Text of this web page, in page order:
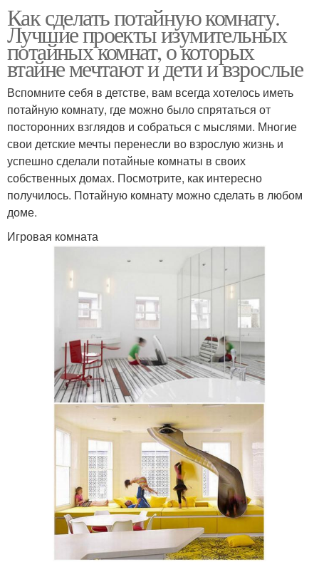
Как сделать потайную комнату.
Лучшие проекты изумительных
потайных комнат, о которых
втайне мечтают и дети и взрослые
Вспомните себя в детстве, вам всегда хотелось иметь
потайную комнату, где можно было спрятаться от
посторонних взглядов и собраться с мыслями. Многие
свои детские мечты перенесли во взрослую жизнь и
успешно сделали потайные комнаты в своих
собственных домах. Посмотрите, как интересно
получилось. Потайную комнату можно сделать в любом
доме.
Игровая комната